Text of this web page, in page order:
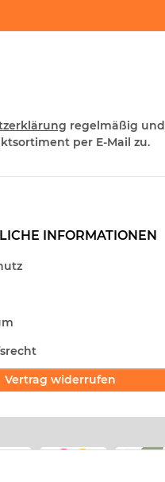
regelmäßig und
per E-Mail zu.
INFORMATIONEN
Vertrag widerrufen